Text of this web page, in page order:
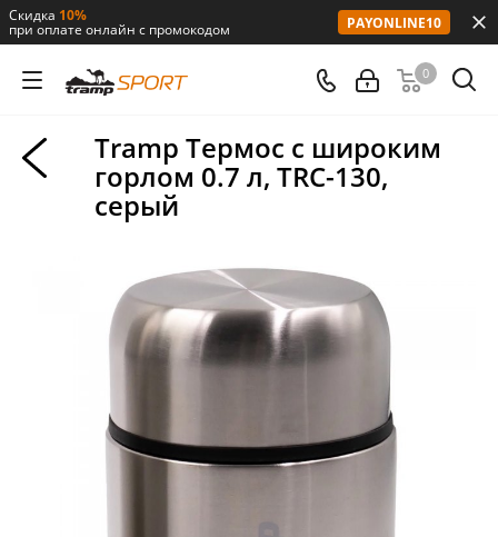
Скидка 10%
при оплате онлайн с промокодом PAYONLINE10
0
Tramp Термос с широким
горлом 0.7 л, TRC-130,
серый